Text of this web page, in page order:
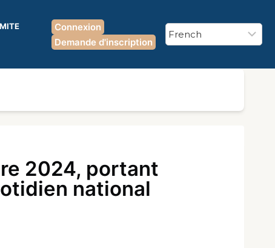
Connexion
Demande d'inscription
2024, portant
national